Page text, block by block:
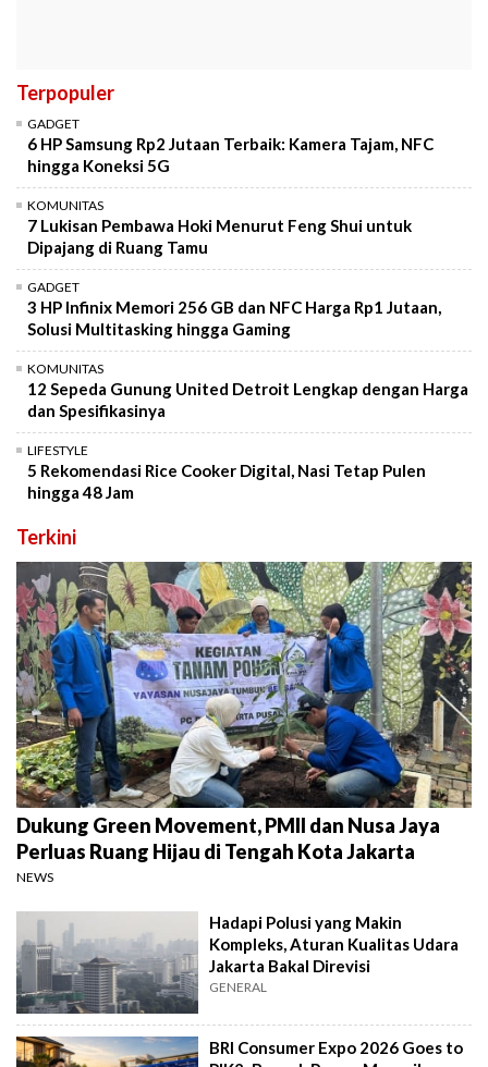
Terpopuler
GADGET
6 HP Samsung Rp2 Jutaan Terbaik: Kamera Tajam, NFC
hingga Koneksi 5G
KOMUNITAS
7 Lukisan Pembawa Hoki Menurut Feng Shui untuk
Dipajang di Ruang Tamu
GADGET
3 HP Infinix Memori 256 GB dan NFC Harga Rp1 Jutaan,
Solusi Multitasking hingga Gaming
KOMUNITAS
12 Sepeda Gunung United Detroit Lengkap dengan Harga
dan Spesifikasinya
LIFESTYLE
5 Rekomendasi Rice Cooker Digital, Nasi Tetap Pulen
hingga 48 Jam
Terkini
Dukung Green Movement, PMII dan Nusa Jaya
Perluas Ruang Hijau di Tengah Kota Jakarta
NEWS
Hadapi Polusi yang Makin
Kompleks, Aturan Kualitas Udara
Jakarta Bakal Direvisi
GENERAL
BRI Consumer Expo 2026 Goes to